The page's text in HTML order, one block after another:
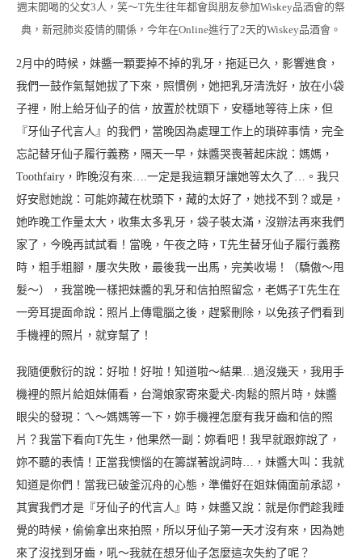
週末開喝的父女3人，笑～T先生往年都會與朋友參加Wiskey品酒會的祭
典，新冠肺炎疫情的關係，今年在Online進行了2天的Wiskey品酒會。
2月中的時候，妹醬一顆要掉不掉的乳牙，拖延已久，影響進食，
我們一鼓作氣幫她拔了下來，照慣例，她把乳牙清洗好，放在小袋
子裡，附上給牙仙子的信，放置於枕頭下，安穩地等待上床，但
『牙仙子代言人』的我們，當晚因為處理工作上的瑣碎事情，完全
忘記替牙仙子履行義務，隔天一早，妹醬哭喪著起床說：媽媽，
Toothfairy，昨晚沒有來….一定是我這顆牙讓她等太久了…。我只
好安慰她說：可能妳藏在枕頭下，藏的太好了，她找不到？或是，
她昨晚工作量太大，收集太多乳牙，袋子裝太滿，沒辦法再來我們
家了，今晚再試試看！當晚，午夜之時，T先生替牙仙子履行義務
時，粗手粗腳，屢次失敗，最後我一出馬，完美收場！（驕傲～甩
髮～），我當晚一樣把妹醬的乳牙和信拍照留念，老媽子T先生在
一旁耳提面命說：照片上傳電腦之後，趕緊刪除，以免孩子們看到
手機裡的照片，就穿幫了！
我隨便敷衍的說：好啦！好啦！知道啦～結果…過沒幾天，我用手
機裡的照片給姐妹倆看，台灣娘家寄來愛犬-肉鬆的照片時，妹醬
眼尖的發現：ㄟ～媽媽等一下，妳手機裡怎麼有我牙齒和信的照
片？我當下看向T先生，他果然一副：妳看吧！我早就跟妳說了，
妳不聽的表情！正當我懊惱的在籌謀著說詞時…，妹醬大叫：我就
知道是你們！當我已破釜沉舟的心態，準備好在姐妹倆面前承認，
其實我們才是『牙仙子的代言人』時，妹醬又說：就是你們趁我睡
覺的時候，偷偷拿出來拍照，所以牙仙子第一天才沒有來，因為她
來了沒找到牙齒，吼～我就在想牙仙子怎麼這次失約了呢？